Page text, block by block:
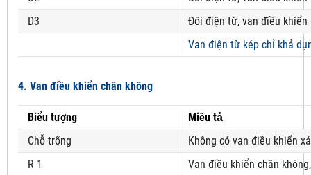
D3
Đôi điện từ, van điều khiển
Van điện từ kép chỉ khả
4. Van điều khiển chân không
Biểu tượng
Miêu tả
Chỗ trống
Không có van điều khiển
R 1
Van điều khiển chân